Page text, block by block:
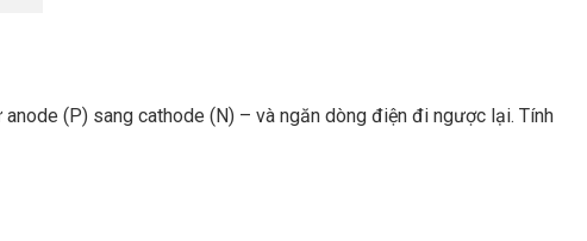
(P) sang cathode (N) – và ngăn dòng điện đi ngược lại. Tính